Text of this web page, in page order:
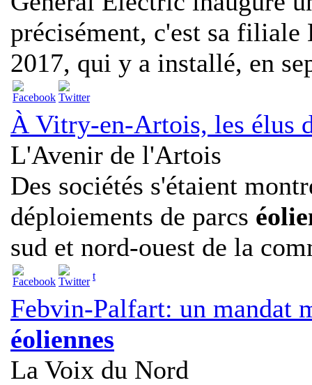
précisément, c'est sa
2017, qui y a installé, en
À Vitry-en-Artois, les élus
L'Avenir de l'Artois
Des sociétés s'étaient
déploiements de parcs
sud et nord-ouest de la
t
Febvin-Palfart: un mandat
éoliennes
La Voix du Nord